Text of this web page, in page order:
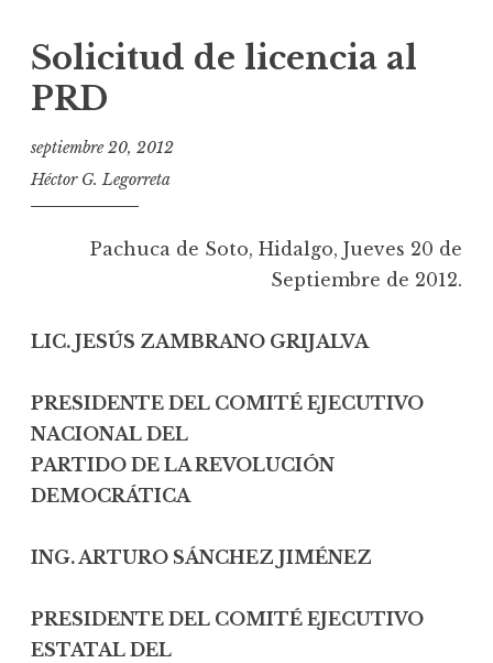
Solicitud de licencia al
PRD
septiembre 20, 2012
Héctor G. Legorreta
Pachuca de Soto, Hidalgo, Jueves 20 de
Septiembre de 2012.
LIC. JESÚS ZAMBRANO GRIJALVA
PRESIDENTE DEL COMITÉ EJECUTIVO
NACIONAL DEL
PARTIDO DE LA REVOLUCIÓN
DEMOCRÁTICA
ING. ARTURO SÁNCHEZ JIMÉNEZ
PRESIDENTE DEL COMITÉ EJECUTIVO
ESTATAL DEL